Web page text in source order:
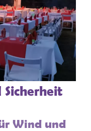
Wind und